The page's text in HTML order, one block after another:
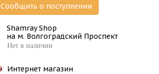
Сообщить о поступлении
Shamray Shop
на м. Волгоградский Проспект
Нет в наличии
Интернет магазин